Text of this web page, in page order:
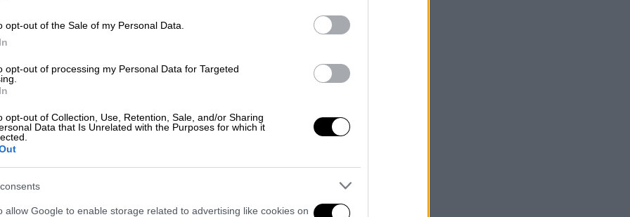
opt-out of the Sale of my Personal Data.
opt-out of processing my Personal Data for Targeted
opt-out of Collection, Use, Retention, Sale, and/or Sharing
Data that Is Unrelated with the Purposes for which it
allow Google to enable storage related to advertising like cookies on
66χρονος
τις αισθήσεις του ενώ οδηγούσε, με
και να συγκρουστεί
που παρασύρθηκε
από μεθυσμένο οδηγό